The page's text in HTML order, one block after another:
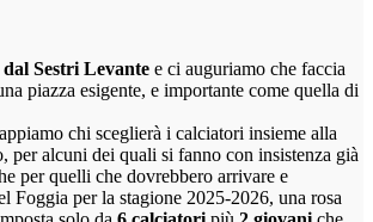
Sestri Levante e ci auguriamo che faccia
piazza esigente, e importante come quella di
chi sceglierà i calciatori insieme alla
per alcuni dei quali si fanno con insistenza già
per quelli che dovrebbero arrivare e
Foggia per la stagione 2025-2026, una rosa